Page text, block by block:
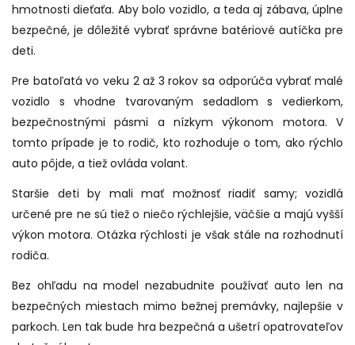
hmotnosti dieťaťa. Aby bolo vozidlo, a teda aj zábava, úplne
bezpečné, je dôležité vybrať správne batériové autíčka pre
deti.
Pre batoľatá vo veku 2 až 3 rokov sa odporúča vybrať malé
vozidlo s vhodne tvarovaným sedadlom s vedierkom,
bezpečnostnými pásmi a nízkym výkonom motora. V
tomto prípade je to rodič, kto rozhoduje o tom, ako rýchlo
auto pôjde, a tiež ovláda volant.
Staršie deti by mali mať možnosť riadiť samy; vozidlá
určené pre ne sú tiež o niečo rýchlejšie, väčšie a majú vyšší
výkon motora. Otázka rýchlosti je však stále na rozhodnutí
rodiča.
Bez ohľadu na model nezabudnite používať auto len na
bezpečných miestach mimo bežnej premávky, najlepšie v
parkoch. Len tak bude hra bezpečná a ušetrí opatrovateľov